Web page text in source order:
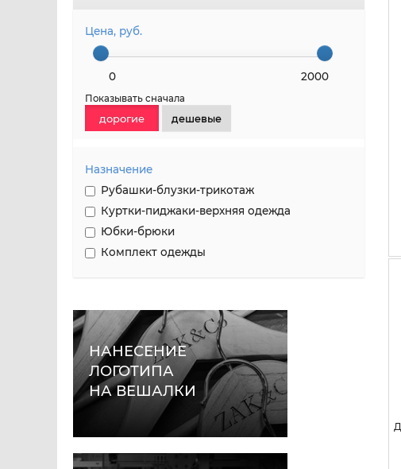
Цена, руб.
2000
0
Показывать сначала
дорогие дешевые
Назначение
Рубашки-блузки-трикотаж
Куртки-пиджаки-верхняя одежда
Юбки-брюки
Комплект одежды
НАНЕСЕНИЕ
ЛОГОТИПА
НА ВЕШАЛКИ